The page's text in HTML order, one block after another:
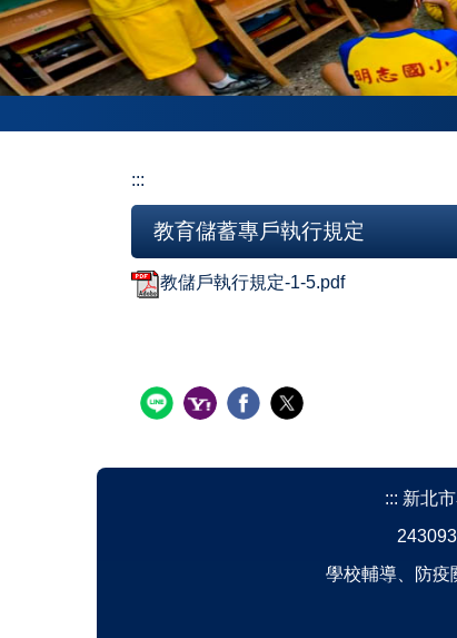
:::
教育儲蓄專戶執行規定
教儲戶執行規定-1-5.pdf
::: 新北
學校輔導、防